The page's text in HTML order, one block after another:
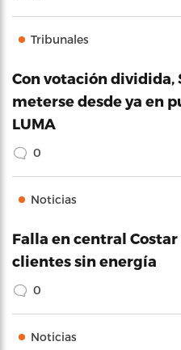
Tribunales
Con votación dividida,
meterse desde ya en
LUMA
0
Noticias
Falla en central
clientes sin energía
0
Noticias